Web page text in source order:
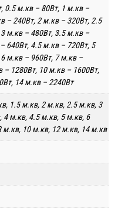
0.5 м.кв – 80Вт, 1 м.кв –
– 240Вт, 2 м.кв – 320Вт, 2.5
м.кв – 480Вт, 3.5 м.кв –
640Вт, 4.5 м.кв – 720Вт, 5
м.кв – 960Вт, 7 м.кв –
– 1280Вт, 10 м.кв – 1600Вт,
14 м.кв – 2240Вт
1.5 м.кв, 2 м.кв, 2.5 м.кв, 3
4 м.кв, 4.5 м.кв, 5 м.кв, 6
м.кв, 10 м.кв, 12 м.кв, 14 м.кв